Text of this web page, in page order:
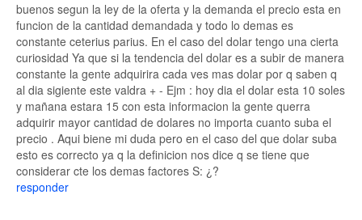
buenos segun la ley de la oferta y la demanda el precio esta en
funcion de la cantidad demandada y todo lo demas es
constante ceterius parius. En el caso del dolar tengo una cierta
curiosidad Ya que si la tendencia del dolar es a subir de manera
constante la gente adquirira cada ves mas dolar por q saben q
al dia sigiente este valdra + - Ejm : hoy dia el dolar esta 10 soles
y mañana estara 15 con esta informacion la gente querra
adquirir mayor cantidad de dolares no importa cuanto suba el
precio . Aqui biene mi duda pero en el caso del que dolar suba
esto es correcto ya q la definicion nos dice q se tiene que
considerar cte los demas factores S: ¿?
responder